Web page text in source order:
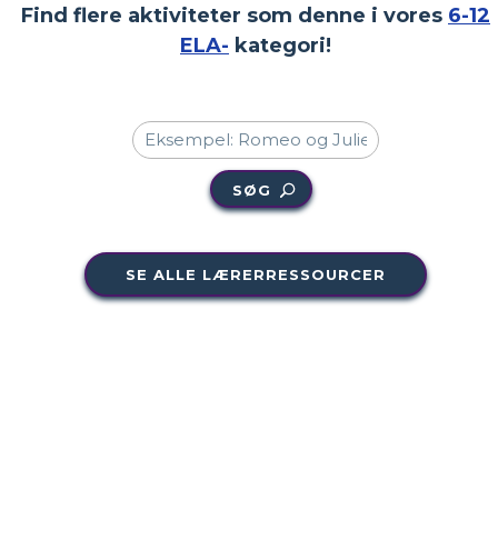
Find flere aktiviteter som denne i vores 6-12
ELA- kategori!
SØG
SE ALLE LÆRERRESSOURCER